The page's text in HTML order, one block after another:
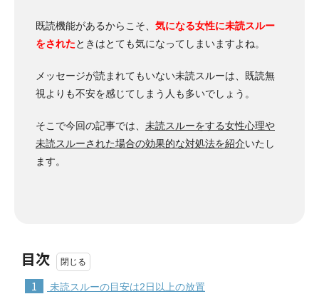
既読機能があるからこそ、 気になる女性に未読スルー
をされたときはとても気になってしまいますよね。
メッセージが読まれてもいない未読スルーは、既読無
視よりも不安を感じてしまう人も多いでしょう。
そこで今回の記事では、 未読スルーをする女性心理や
未読スルーされた場合の効果的な対処法を紹介いたし
ます。
目次
1 未読スルーの目安は2日以上の放置